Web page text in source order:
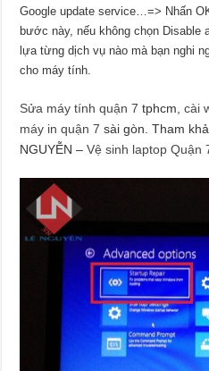
Google update service…=> Nhấn
bước này, nếu không chọn
lựa từng dịch vụ nào mà bạn nghi
cho máy tính.
Sửa máy tính quận 7 tphcm,cài
máy in quận 7 sài gòn. Tham
NGUYỄN –Vệ sinh laptop Quận